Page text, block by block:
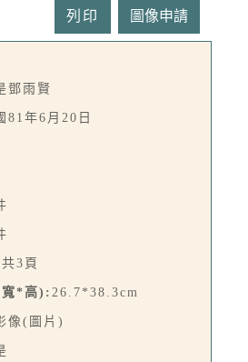
列印
鄧雨賢
81年6月20日
3頁
寬*高): 26.7*38.3cm
像(圖片)